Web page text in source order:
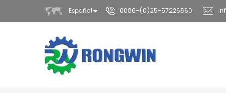
Español 0086-(0)25-57226860